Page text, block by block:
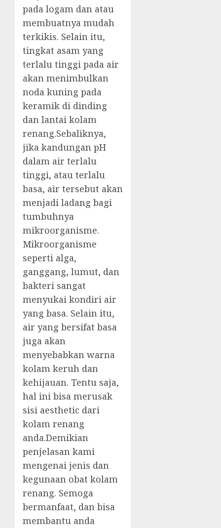
pada logam dan atau
membuatnya mudah
terkikis. Selain itu,
tingkat asam yang
terlalu tinggi pada air
akan menimbulkan
noda kuning pada
keramik di dinding
dan lantai kolam
renang.Sebaliknya,
jika kandungan pH
dalam air terlalu
tinggi, atau terlalu
basa, air tersebut akan
menjadi ladang bagi
tumbuhnya
mikroorganisme.
Mikroorganisme
seperti alga,
ganggang, lumut, dan
bakteri sangat
menyukai kondiri air
yang basa. Selain itu,
air yang bersifat basa
juga akan
menyebabkan warna
kolam keruh dan
kehijauan. Tentu saja,
hal ini bisa merusak
sisi aesthetic dari
kolam renang
anda.Demikian
penjelasan kami
mengenai jenis dan
kegunaan obat kolam
renang. Semoga
bermanfaat, dan bisa
membantu anda